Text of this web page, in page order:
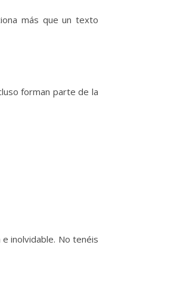
más que un texto
forman parte de la
inolvidable. No tenéis